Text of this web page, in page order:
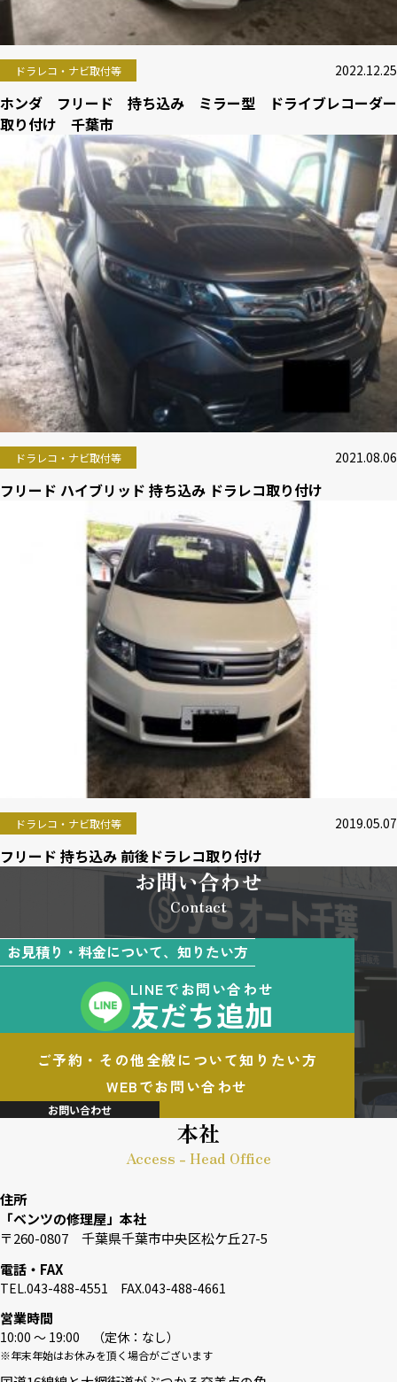
ドラレコ・ナビ取付等 2022.12.25
ホンダ フリード 持ち込み ミラー型 ドライブレコーダー
取り付け 千葉市
ドラレコ・ナビ取付等 2021.08.06
フリード ハイブリッド 持ち込み ドラレコ取り付け
ドラレコ・ナビ取付等 2019.05.07
フリード 持ち込み 前後ドラレコ取り付け
お問い合わせ
Contact
お見積り・料金について、知りたい方
LINEでお問い合わせ
友だち追加
ご予約・その他全般について知りたい方
WEBでお問い合わせ
お問い合わせ
本社
Access - Head Office
住所
「ベンツの修理屋」本社
〒260-0807 千葉県千葉市中央区松ケ丘27-5
電話・FAX
TEL.043-488-4551 FAX.043-488-4661
営業時間
10:00 〜 19:00 （定休：なし）
※年末年始はお休みを頂く場合がございます